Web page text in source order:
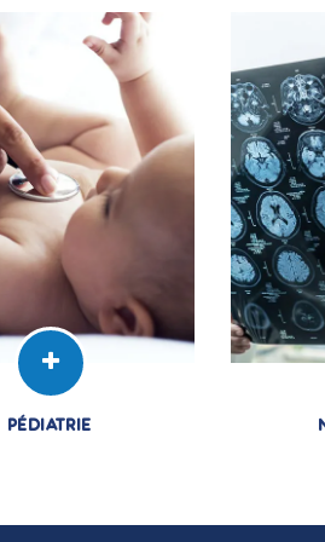
Tunisie offre à ses
soins personnalisés,
et de qualité.
LA SUITE
patients
humains,
depédiatrie
PÉDIATRIE Le